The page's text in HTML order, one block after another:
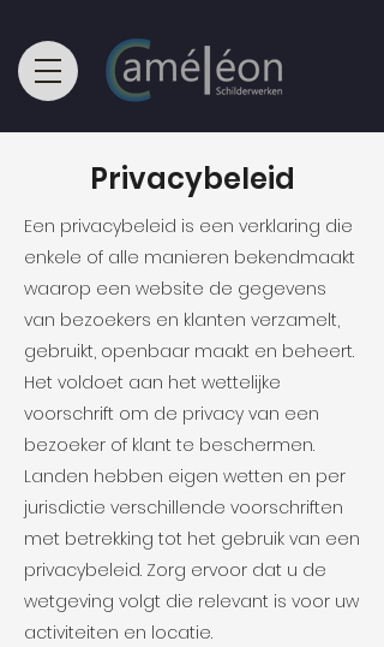
Privacybeleid
Een privacybeleid is een verklaring die
enkele of alle manieren bekendmaakt
waarop een website de gegevens
van bezoekers en klanten verzamelt,
gebruikt, openbaar maakt en beheert.
Het voldoet aan het wettelijke
voorschrift om de privacy van een
bezoeker of klant te beschermen.
Landen hebben eigen wetten en per
jurisdictie verschillende voorschriften
met betrekking tot het gebruik van een
privacybeleid. Zorg ervoor dat u de
wetgeving volgt die relevant is voor uw
activiteiten en locatie.